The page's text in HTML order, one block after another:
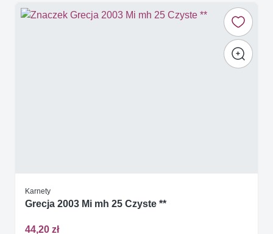
Karnety
Grecja 2003 Mi mh 25 Czyste **
44,20 zł